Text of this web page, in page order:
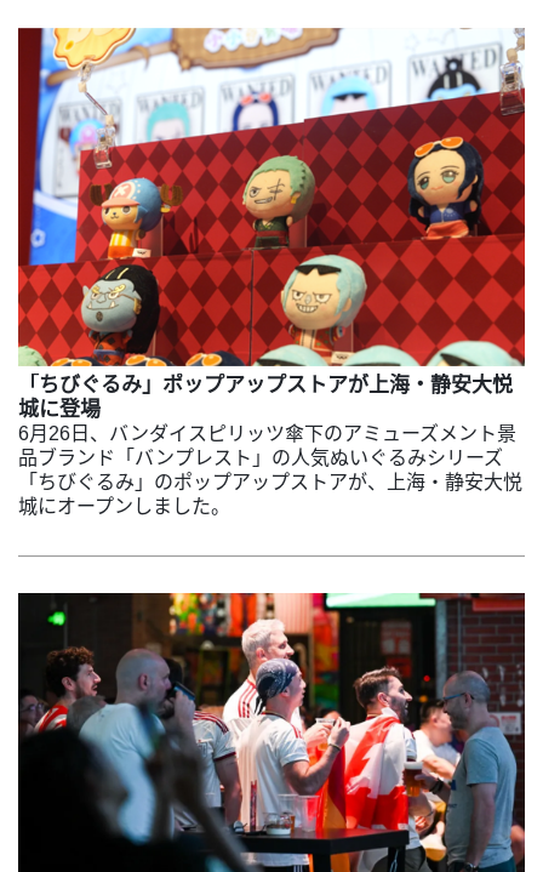
「ちびぐるみ」ポップアップストアが上海・静安大悦
城に登場
6月26日、バンダイスピリッツ傘下のアミューズメント景
品ブランド「バンプレスト」の人気ぬいぐるみシリーズ
「ちびぐるみ」のポップアップストアが、上海・静安大悦
城にオープンしました。